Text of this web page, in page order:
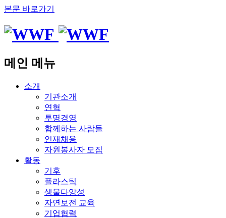
본문 바로가기
메인 메뉴
소개
기관소개
연혁
투명경영
함께하는 사람들
인재채용
자원봉사자 모집
활동
기후
플라스틱
생물다양성
자연보전 교육
기업협력